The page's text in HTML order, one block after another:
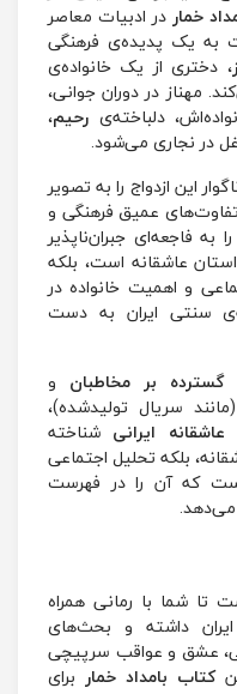
خمار در ادبیات معاصر
به یک پدیده‌ی فرهنگی
، دختری از یک خانواده‌ی
مهناز در دوران جوانی،
دلباخته‌ی رحیم،
در نجاری می‌شود.
این ازدواج را به تصویر
عمیق فرهنگی و
فاجعه‌ای جبران‌ناپذیر
عاشقانه است، بلکه
و اهمیت خانواده در
سنتی ایران به دست
گسترده بر مخاطبان و
سریال تولیدشده)،
ایرانی شناخته
بلکه تحلیل اجتماعی
که آن را در فهرست
می‌دهد.
تا شما با رمانی همراه
داشته و بحث‌های
عشق و عواقب سرپیچی
کتاب بامداد خمار برای